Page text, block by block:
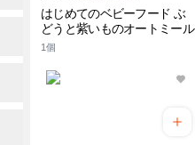
はじめてのベビーフード ぶ
どうと紫いものオートミール
1個